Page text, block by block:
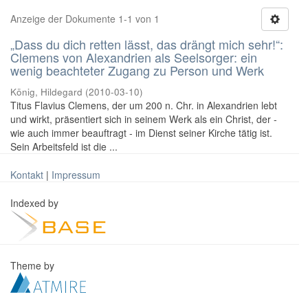
Anzeige der Dokumente 1-1 von 1
„Dass du dich retten lässt, das drängt mich sehr!“:
Clemens von Alexandrien als Seelsorger: ein
wenig beachteter Zugang zu Person und Werk
König, Hildegard (2010-03-10)
Titus Flavius Clemens, der um 200 n. Chr. in Alexandrien lebt
und wirkt, präsentiert sich in seinem Werk als ein Christ, der -
wie auch immer beauftragt - im Dienst seiner Kirche tätig ist.
Sein Arbeitsfeld ist die ...
Kontakt | Impressum
Indexed by
Theme by